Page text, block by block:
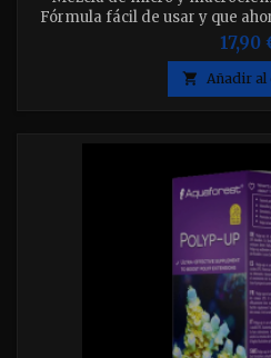
Fórmula fácil de usar y que
envase de 500 -
17,90
 Añadir al